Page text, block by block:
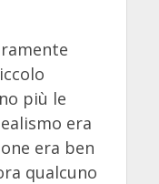
più le
era
era ben
qualcuno